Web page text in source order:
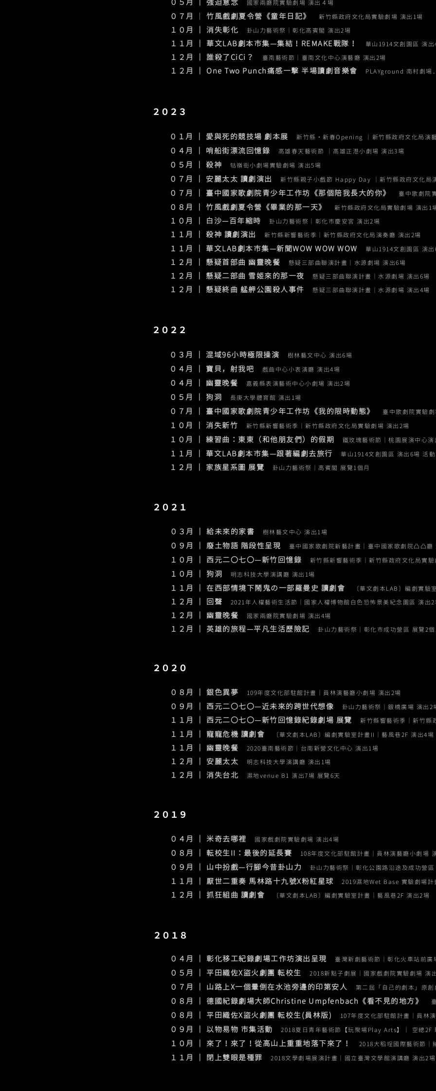
０５月 ｜ 強迫意念 國家兩廳院實驗劇場 演出４場​
０７月 竹風戲劇夏令營《童年日記》 新竹縣政府文化局實驗劇場 演出1場
１０月 ｜ 消失彰化 卦山力藝術祭｜彰化高賓閣 演出2場
​１１月 ｜ 華文LAB劇本市集—集結！REMAKE戰隊！ 華山1914文創園區 演
​１２月 ｜ 誰殺了CiCi？ 臺南藝術節｜臺南文化中心演藝廳 演出2場
​１２月 ｜ One Two Punch痛感一擊 半場讀劇音樂會 PLAYground 南村劇場
２０２３
０１月 ｜ 愛與死的競技場 劇本展 新竹縣˙新春Opening ｜新竹縣政府文化局演
０４月 ｜ 哨船街漂流回憶錄 高雄春天藝術節 ｜高雄正港小劇場 演出3場
０５月 ｜ 殺神 牯嶺街小劇場實驗劇場 演出5場
０７月 ｜ 安麗太太 讀劇演出 新竹縣親子小戲節 Happy Day ｜新竹縣政府文化局
０７月 ｜ 臺中國家歌劇院青少年工作坊《那個陪我長大的你》 臺中歌劇院
０８月 ｜ 竹風戲劇夏令營《畢業的那一天》 新竹縣政府文化局實驗劇場 演出1
１０月 ｜ 白沙—百年縮時 卦山力藝術祭｜彰化市慶安宮 演出2場
１１月 ｜ 殺神 讀劇演出 新竹縣新響藝術季｜新竹縣政府文化局演奏廳 演出2場
​１１月 ｜ 華文LAB劇本市集—新聞WOW WOW WOW 華山1914文創園區 演
​１２月 ｜ 懸疑首部曲 幽靈晚餐 懸疑三部曲聯演計畫｜水源劇場 演出6場
​１２月 ｜ 懸疑二部曲 雪姬來的那一夜 懸疑三部曲聯演計畫｜水源劇場 演出6場
​１２月 ｜ 懸疑終曲 艋舺公園殺人事件 懸疑三部曲聯演計畫｜水源劇場 演出4場
２０２２
０３月 ｜ 混域96小時極限操演 樹林藝文中心 演出6場​
０４月 ｜ 寶貝，射我吧 戲曲中心小表演廳 演出4場
０４月 ｜ 幽靈晚餐 嘉義縣表演藝術中心小劇場 演出2場
０５月 ｜ 狗洞 長庚大學體育館 演出1場
０７月 ｜ 臺中國家歌劇院青少年工作坊《我的限時動態》 臺中歌劇院實驗
１０月 ｜ 消失新竹 新竹縣新響藝術季 新竹縣政府文化局實驗劇場 演出2場
１０月 ｜ 練習曲：東東（和他朋友們）的假期 鐵玫瑰藝術節｜桃園展演中心演
​１１月 ｜ 華文LAB劇本市集—跟著編劇去旅行 華山1914文創園區 演出6場 活
​１２月 ｜ 家族星系圖 展覽 卦山力藝術祭｜高賓閣 展覽1個月
２０２１
０３月 ｜ 給未來的家書 樹林藝文中心 演出1場​
０９月 ｜ 廢土物語 階段性呈現 臺中國家歌劇院新藝計畫｜臺中國家歌劇院凸凸廳
１０月 ｜ 西元二〇七〇—新竹回憶錄 新竹縣新響藝術季 新竹縣政府文化局實
１０月 ｜ 狗洞 明志科技大學演講廳 演出1場
​１１月 ｜ 在西部情境下鬧鬼の一部羅曼史 讀劇會 〔華文劇本LAB〕編劇實
​１２月 ｜ 回聲 2021年人權藝術生活節｜國家人權博物館白色恐怖景美紀念園區 演出2
​１２月 ｜ 幽靈晚餐 國家兩廳院實驗劇場 演出4場
​１２月 ｜ 英雄的旅程—平凡生活歷險記 卦山力藝術祭｜彰化市成功營區 展覽2
２０２０
０８月 ｜ 銀色異夢 109年度文化部駐館計畫｜員林演藝廳小劇場 演出2場
０９ 月 ｜ 西元二〇七〇—近未來的跨世代想像 卦山力藝術祭｜銀橋廣場 演出2
１１月 ｜ 西元二〇七〇—新竹回憶錄紀錄劇場 展覽 新竹縣響藝術季｜新竹縣
​１１月 ｜ 寵寵危機 讀劇會 〔華文劇本LAB〕編劇實驗室計畫II｜藝風巷2F 演出4場
​１１月 ｜ 幽靈晚餐 2020臺南藝術節｜台南新營文化中心 演出1場
​１２月 ｜ 安麗太太 明志科技大學演講廳 演出1場
​１２月 ｜ 消失台北 濕地venue B1 演出7場 展覽6天
２０１９
０４月 ｜ 米奇去哪裡 國家戲劇院實驗劇場 演出4場
０８月 ｜ 転校生II：最後的延長賽 108年度文化部駐館計畫｜員林演藝廳小劇場
０９月 ｜ 山中扮戲—行腳今昔卦山力 卦山力藝術祭｜彰化公園路沿途及成功營
​１１月 ｜ 厭世二重奏 馬林路十九號X粉紅星球 2019濕地Wet Base 實驗劇場
​１２月 ｜ 抓狂組曲 讀劇會 〔華文劇本LAB〕編劇實驗室計畫｜藝風巷2F 演出2場
２０１８
０４月 ｜ 彰化移工紀錄劇場工作坊演出呈現 臺灣新劇藝術節｜彰化火車站前廣
０５月 ｜ 平田織佐X盜火劇團 転校生 2018新點子劇展｜國家戲劇院實驗劇場 演
０７月 ｜ 山路上X一個暈倒在水池旁邊的印第安人 第二屆「自己的劇本」原
０８月 ｜ 德國紀錄劇場大師Christine Umpfenbach《看不見的地方》
０８月 ｜ 平田織佐X盜火劇團 転校生(員林版) 107年度文化部駐館計畫｜員林
０９月 ｜ 以物易物 市集活動 2018夏日青年藝術節【玩聚場Play Arts】｜ 空總2F
１０月 ｜ 來了！來了！從高山上重重地落下來了！ 2018大稻埕國際藝術節｜
​１１月 ｜ 閉上雙眼是種罪 2018文學劇場展演計畫｜國立臺灣文學館演講廳 演出2場